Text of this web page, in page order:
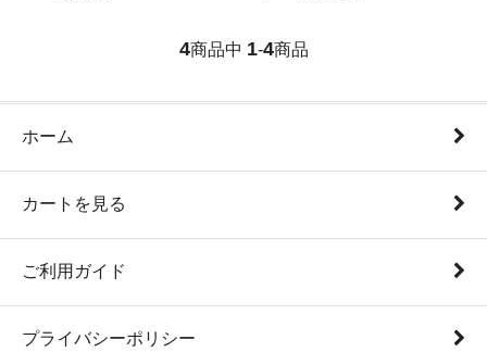
4商品中 1-4商品
ホーム
カートを見る
ご利用ガイド
プライバシーポリシー